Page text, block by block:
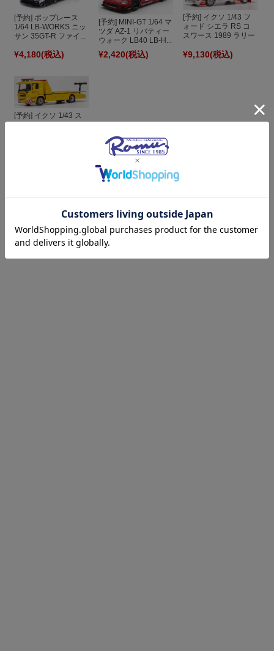
[予約] ポップレース
1/64 LB-WORKS ニッ
サン 35GT-R ファイ...
¥4,180(税込)
[予約] MINI-GT 1/64 マ
ツダ AZ-1 リバティー
ウォーク LB40 LB-H...
¥2,420(税込)
[予約] イクソ 1/43 フ
ォード シエラ RS コ
スワース 1989 ラリー
¥9,130(税込)
[予約] イクソ 1/43 ス